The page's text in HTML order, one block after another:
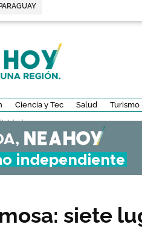
PARAGUAY
Ciencia y Tec Salud Turismo
-
siete